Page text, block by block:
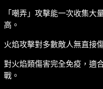
「嘲弄」攻擊能一次收集
高。
火焰攻擊對多數敵人無直接
對火焰類傷害完全免疫，適
戰。